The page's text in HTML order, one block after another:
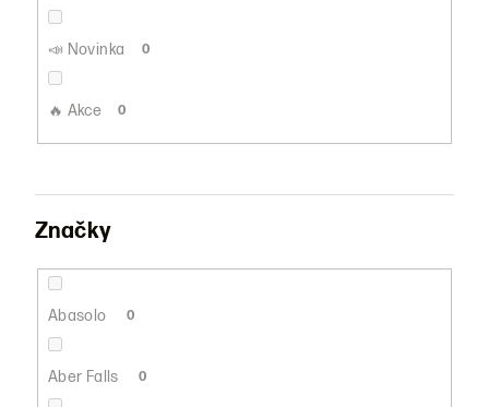
📣 Novinka 0
🔥 Akce 0
Značky
Abasolo 0
Aber Falls 0